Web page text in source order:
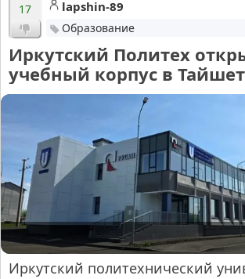
17 lapshin-89
Образование
Иркутский Политех
учебный корпус в
Иркутский политехнический